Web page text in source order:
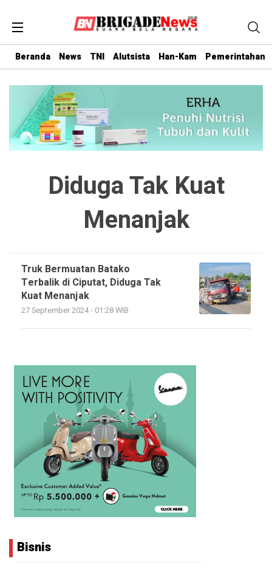
Beranda News TNI Alutsista Han-Kam Pemerintahan
Diduga Tak Kuat
Menanjak
Truk Bermuatan Batako
Terbalik di Ciputat, Diduga Tak
Kuat Menanjak
27 September 2024 - 01:28 WIB
Bisnis